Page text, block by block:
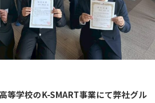
等学校のK-SMART事業にて弊社グル